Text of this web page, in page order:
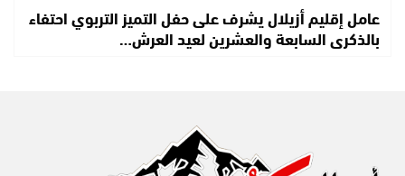
عامل إقليم أزيلال يشرف على حفل التميز التربوي احتفاء
بالذكرى السابعة والعشرين لعيد العرش…